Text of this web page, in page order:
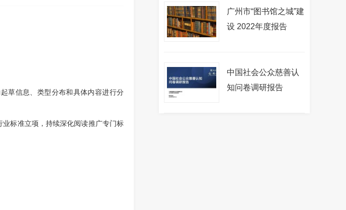
草信息、类型分布和具体内容进行分
标准立项，持续深化阅读推广专门标
广州市“图书馆之城”建
设 2022年度报告
中国社会公众慈善认
知问卷调研报告